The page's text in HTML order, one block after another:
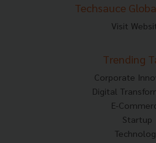
Techsauce
Visit
Trending
Corporate
Digital
E-
Startup